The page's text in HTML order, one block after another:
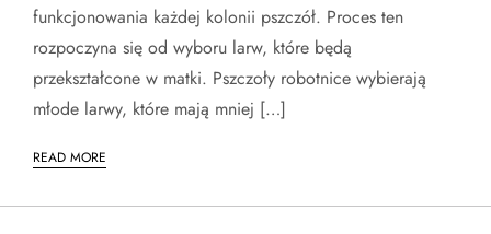
funkcjonowania każdej kolonii pszczół. Proces ten
rozpoczyna się od wyboru larw, które będą
przekształcone w matki. Pszczoły robotnice wybierają
młode larwy, które mają mniej […]
READ MORE